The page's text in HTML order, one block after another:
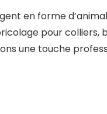
en forme
pour colliers,
une touche